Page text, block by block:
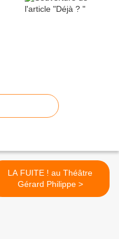
LA FUITE ! au Théâtre
Gérard Philippe >